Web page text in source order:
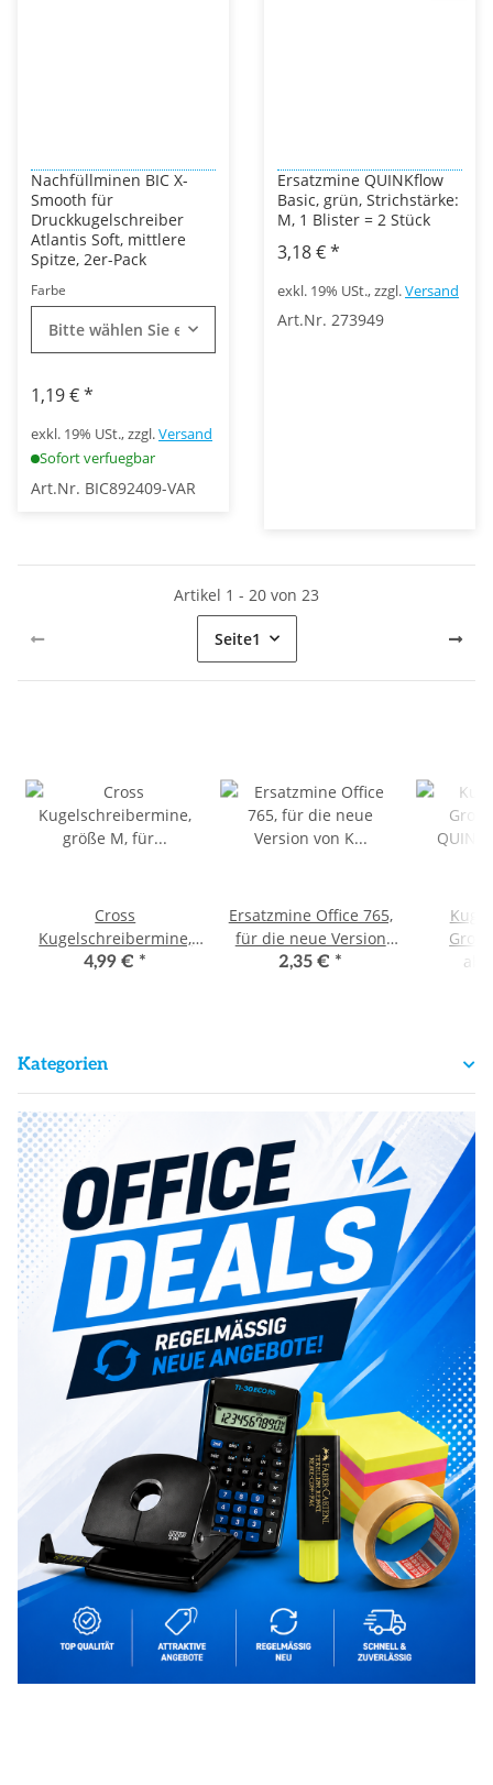
Nachfüllminen BIC X-
Smooth für
Druckkugelschreiber
Atlantis Soft, mittlere
Spitze, 2er-Pack
Farbe
Bitte wählen Sie eine Variation.
1,19 €*
exkl. 19% USt., zzgl.Versand
Sofort verfuegbar
Art.Nr. BIC892409-VAR
Ersatzmine QUINKflow
Basic, grün, Strichstärke:
M, 1 Blister = 2 Stück
3,18 €*
exkl. 19% USt., zzgl.Versand
Art.Nr. 273949
Artikel 1 - 20 von 23
Seite1
Cross
Kugelschreibermine,
größe M, für alle Cross
4,99 € *
Ersatzmine Office 765,
für die neue Version
von K 15, Jumbospitze,
2,35 € * ab
Kategorien